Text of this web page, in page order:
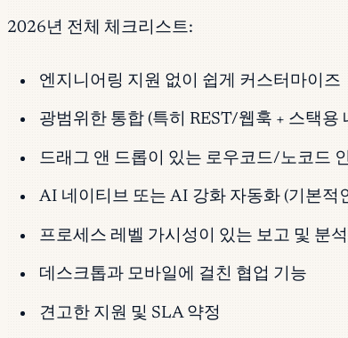
2026년 전체 체크리스트:
엔지니어링 지원 없이 쉽게 커스터마이즈
광범위한 통합 (특히 REST/웹훅 + 스택용
드래그 앤 드롭이 있는 로우코드/노코드
AI 네이티브 또는 AI 강화 자동화 (기본적
프로세스 레벨 가시성이 있는 보고 및 분석
데스크톱과 모바일에 걸친 협업 기능
견고한 지원 및 SLA 약정